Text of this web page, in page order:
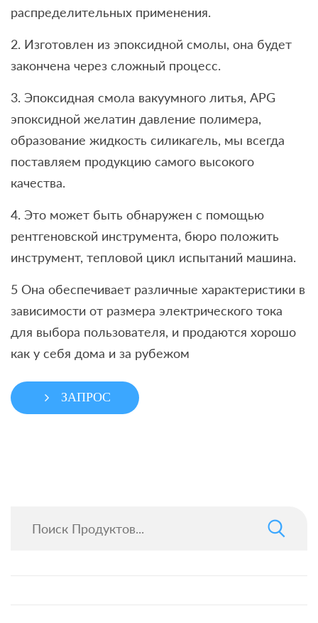
распределительных применения.
2. Изготовлен из эпоксидной смолы, она будет
закончена через сложный процесс.
3. Эпоксидная смола вакуумного литья, APG
эпоксидной желатин давление полимера,
образование жидкость силикагель, мы всегда
поставляем продукцию самого высокого
качества.
4. Это может быть обнаружен с помощью
рентгеновской инструмента, бюро положить
инструмент, тепловой цикл испытаний машина.
5 Она обеспечивает различные характеристики в
зависимости от размера электрического тока
для выбора пользователя, и продаются хорошо
как у себя дома и за рубежом
ЗАПРОС